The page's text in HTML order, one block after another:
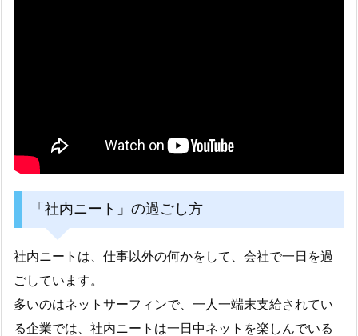
「社内ニート」の過ごし方
社内ニートは、仕事以外の何かをして、会社で一日を過
ごしています。
多いのはネットサーフィンで、一人一端末支給されてい
る企業では、社内ニートは一日中ネットを楽しんでいる